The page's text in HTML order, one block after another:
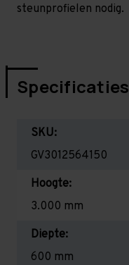
steunprofielen nodig.
Specificaties
SKU:
GV3012564150
Hoogte:
3.000 mm
Diepte:
600 mm